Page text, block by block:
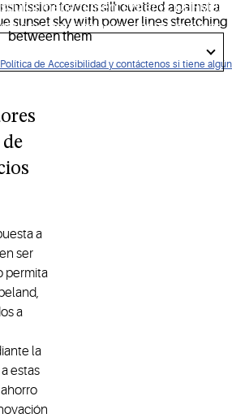
de Accesibilidad y contáctenos si tiene algún
management systems, DERMS)
y residenciales a controlar mejor
con los objetivos de eficiencia
oportunidades financieras.
a
ser
permita
a
la
estas